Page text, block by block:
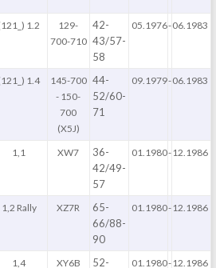
1.2
129-
700-710
42-
43/57-
58
05.1976-06.1983
1.4
145-700
- 150-
700
(X5J)
44-
52/60-
71
09.1979-06.1983
1,1 XW7
36-
42/49-
57
01.1980-12.1986
1,2 Rally XZ7R
65-
66/88-
90
01.1980-12.1986
1,4 XY6B
52-
01.1980-12.1986